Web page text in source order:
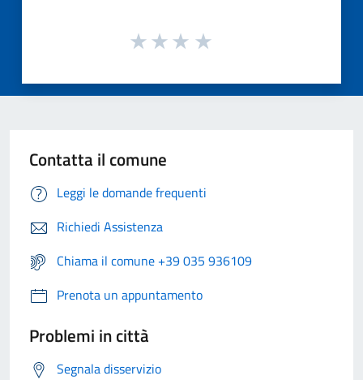
Contatta il comune
Leggi le domande frequenti
Richiedi Assistenza
Chiama il comune +39 035 936109
Prenota un appuntamento
Problemi in città
Segnala disservizio